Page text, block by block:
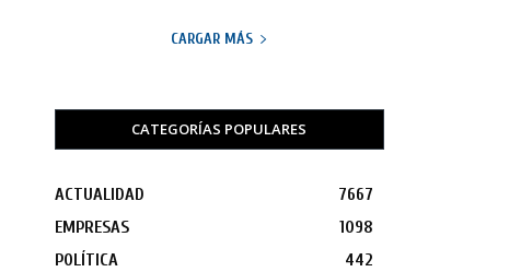
CARGAR MÁS
CATEGORÍAS POPULARES
ACTUALIDAD
7667
EMPRESAS
1098
POLÍTICA
442